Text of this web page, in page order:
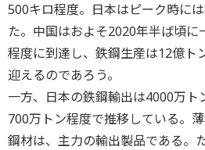
500キロ程度。日本はピーク時に
た。中国はおよそ2020年半ば頃に
程度に到達し、鉄鋼生産は12億ト
迎えるのであろう。
一方、日本の鉄鋼輸出は4000万ト
700万トン程度で推移している。
鋼材は、主力の輸出製品である。